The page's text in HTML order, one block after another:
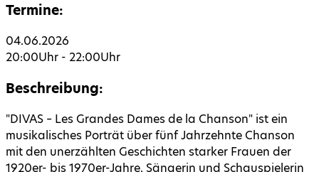
Termine:
04.06.2026
20:00Uhr - 22:00Uhr
Beschreibung:
"DIVAS – Les Grandes Dames de la Chanson" ist ein
musikalisches Porträt über fünf Jahrzehnte Chanson
mit den unerzählten Geschichten starker Frauen der
1920er- bis 1970er-Jahre. Sängerin und Schauspielerin